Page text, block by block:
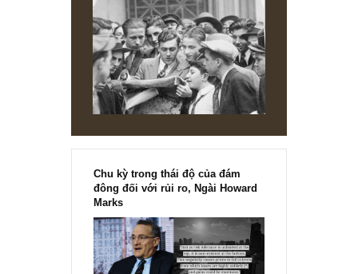
Chuyện ngắn: Niềm vui của lãi kép, ngài
[Ấn phẩm kỳ 82], 36/36 trang,
chính thức phát hành!!